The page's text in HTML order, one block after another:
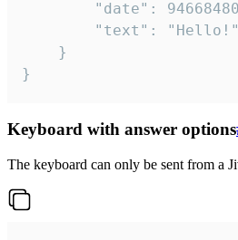
}
Keyboard with answer options
The keyboard can only be sent from a